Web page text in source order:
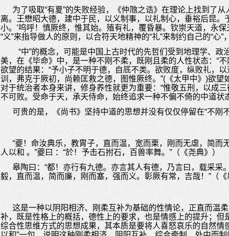
为了吸取“有夏”的失败经验，《仲虺之诰》在理论上找到了
离。王懋昭大德，建中于民，以义制事，以礼制心，垂裕后昆
小。’呜呼！慎厥终，惟其始。殖有礼，覆昏暴。钦崇天道，永
“义”来指导做人的原则，以合符天地精神的“礼”来制约自己的“心”
“中”的概念，可能是中国上古时代的先哲们受到地理学、
美，在《毕命》中，是一种不刚不柔，既刚且柔的人性状态：“
欲望的结果：“予小子不明于德，自厎不类。欲败度，纵败礼，
训，弗克于厥初，尚赖匡救之德，图惟厥终。”(《太甲中》)欲
对于统治者本身来讲，修身养性就更为重要：“惟敬五刑，以成
不可败。受命于天，承天侍命，始终追求一种不偏不倚的中道状
可贵的是，《尚书》坚持中道的思想并没有仅仅停留在“不刚不
“夔！命汝典乐，教胄子，直而温，宽而栗，刚而无虐，简
人以和 。”夔曰 ：“於！予击石拊石，百兽率舞。”（《尧典》）
皋陶曰：“都！亦行有九德。亦言其人有德，乃言曰，载采采
毅，直而温，简而廉，刚而塞，强而义。彰厥有常，吉哉！”（《
这是一种以阴阳相济、刚柔互补为基础的性情论，正直而温
补，既是性格上的概括，德性上的要求，也是情感上的提升；
综合性思维方式的思想成果，其本质是要将人喜怒哀乐的自然